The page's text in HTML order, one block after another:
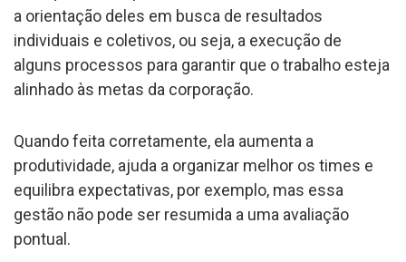
a orientação deles em busca de resultados
individuais e coletivos, ou seja, a execução de
alguns processos para garantir que o trabalho esteja
alinhado às metas da corporação.
Quando feita corretamente, ela aumenta a
produtividade, ajuda a organizar melhor os times e
equilibra expectativas, por exemplo, mas essa
gestão não pode ser resumida a uma avaliação
pontual.